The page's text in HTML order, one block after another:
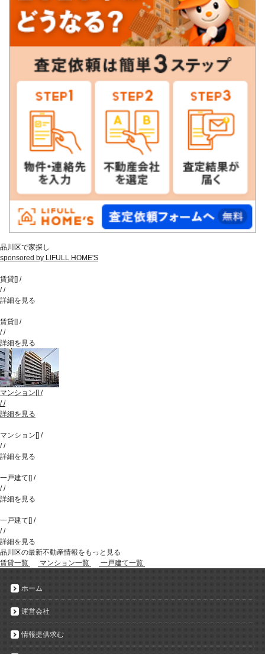
品川区で家探し
sponsored by LIFULL HOME'S
賃貸[] /
//
詳細を見る
賃貸[] /
//
詳細を見る
マンション [] /
//
詳細を見る
マンション [] /
//
詳細を見る
一戸建て [] /
//
詳細を見る
一戸建て [] /
//
詳細を見る
品川区の最新不動産情報をもっと見る
賃貸一覧
マンション一覧 一戸建て一覧
ホーム
運営会社
情報提供求む